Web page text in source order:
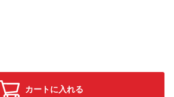
カートに入れる